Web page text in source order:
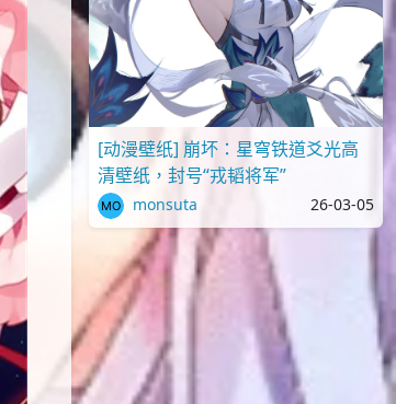
[动漫壁纸] 崩坏：星穹铁道爻光高
清壁纸，封号“戎韬将军”
monsuta 26-03-05